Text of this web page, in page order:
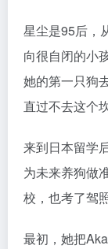
星尘是95后，
向很自闭的小
她的第一只狗
直过不去这个坎
来到日本留学
为未来养狗做
校，也考了驾
最初，她把